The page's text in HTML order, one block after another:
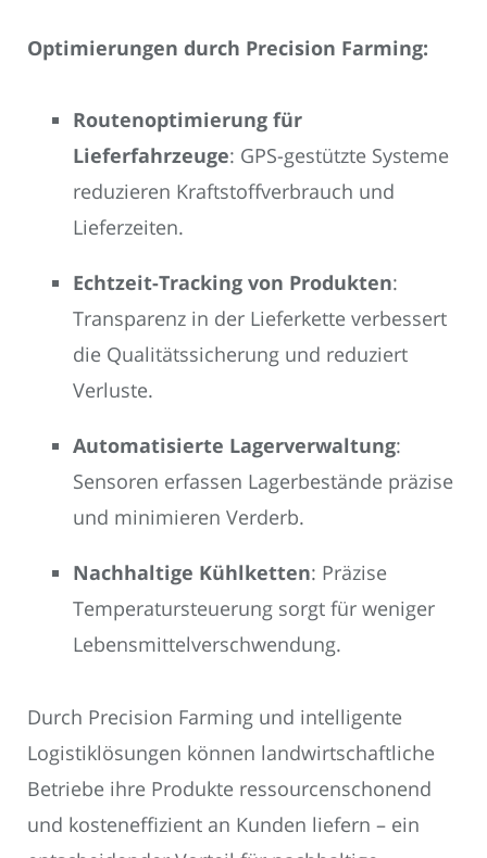
Optimierungen durch Precision Farming:
Routenoptimierung für
Lieferfahrzeuge: GPS-gestützte Systeme
reduzieren Kraftstoffverbrauch und
Lieferzeiten.
Echtzeit-Tracking von Produkten:
Transparenz in der Lieferkette verbessert
die Qualitätssicherung und reduziert
Verluste.
Automatisierte Lagerverwaltung:
Sensoren erfassen Lagerbestände präzise
und minimieren Verderb.
Nachhaltige Kühlketten: Präzise
Temperatursteuerung sorgt für weniger
Lebensmittelverschwendung.
Durch Precision Farming und intelligente
Logistiklösungen können landwirtschaftliche
Betriebe ihre Produkte ressourcenschonend
und kosteneffizient an Kunden liefern – ein